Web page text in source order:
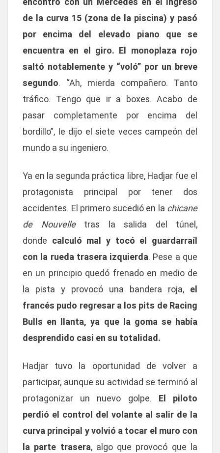
de la curva 15 (zona de la piscina) y pasó
por encima del elevado piano que se
encuentra en el giro. El monoplaza rojo
saltó notablemente y “voló” por un breve
segundo. “Ah, mierda compañero. Tanto
tráfico. Tengo que ir a boxes. Acabo de
pasar completamente por encima del
bordillo”, le dijo el siete veces campeón del
mundo a su ingeniero.
Ya en la segunda práctica libre, Hadjar fue el
protagonista principal por tener dos
accidentes. El primero sucedió en la chicane
de Nouvelle
tras la salida del túnel,
donde calculó mal y tocó el guardarraíl
con la rueda trasera izquierda. Pese a que
en un principio quedó frenado en medio de
la pista y provocó una bandera roja, el
francés pudo regresar a los pits de Racing
Bulls en llanta, ya que la goma se había
desprendido casi en su totalidad.
Hadjar tuvo la oportunidad de volver a
participar, aunque su actividad se terminó al
protagonizar un nuevo golpe.
El piloto
perdió el control del volante al salir de la
curva principal y volvió a tocar el muro con
la parte trasera, algo que provocó que la